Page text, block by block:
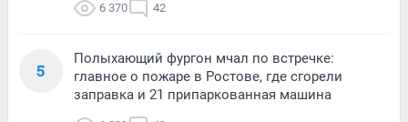
6 370 42
5
Полыхающий фургон мчал по встречке:
главное о пожаре в Ростове, где сгорели
заправка и 21 припаркованная машина